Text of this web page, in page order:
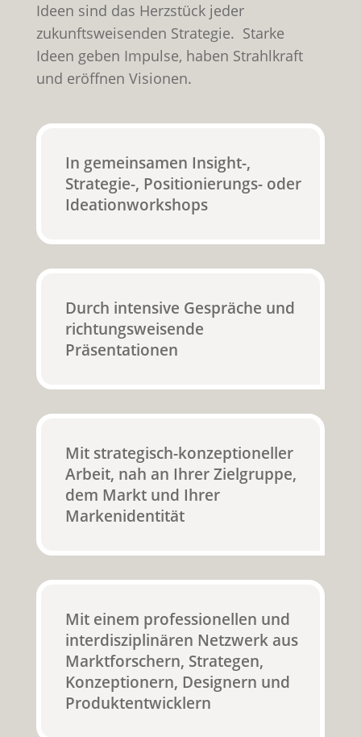
Ideen sind das Herzstück jeder
zukunftsweisenden Strategie. Starke
Ideen geben Impulse, haben Strahlkraft
und eröffnen Visionen.
In gemeinsamen Insight-,
Strategie-, Positionierungs- oder
Ideationworkshops
Durch intensive Gespräche und
richtungsweisende
Präsentationen
Mit strategisch-konzeptioneller
Arbeit, nah an Ihrer Zielgruppe,
dem Markt und Ihrer
Markenidentität
Mit einem professionellen und
interdisziplinären Netzwerk aus
Marktforschern, Strategen,
Konzeptionern, Designern und
Produktentwicklern